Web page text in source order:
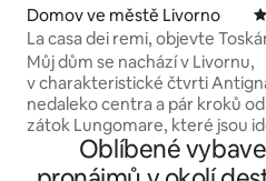
Domov ve městě Livorno
La casa dei remi, objevte
moře
Můj dům se nachází v Livornu,
v charakteristické čtvrti
nedaleko centra a pár kroků
zátok Lungomare, které jsou
k koupání a opalování.
základna pro objevování
Oblíbené